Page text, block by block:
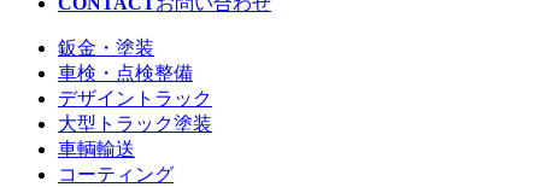
鈑金・塗装
車検・点検整備
デザイントラック
大型トラック塗装
車輌輸送
コーティング